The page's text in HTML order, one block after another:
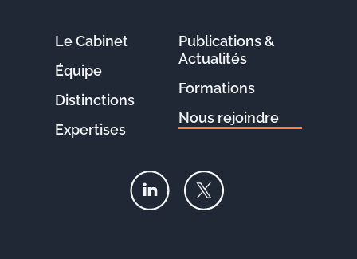
Le Cabinet
Équipe
Distinctions
Expertises
Publications &
Actualités
Formations
Nous rejoindre